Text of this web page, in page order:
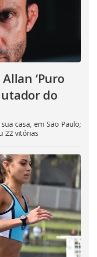
‘Puro
do
casa, em São Paulo;
22 vitórias